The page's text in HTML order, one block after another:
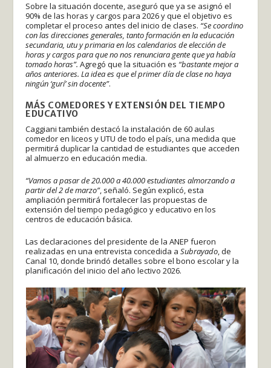
Sobre la situación docente, aseguró que ya se asignó el
90% de las horas y cargos para 2026 y que el objetivo es
completar el proceso antes del inicio de clases. “Se coordino
con las direcciones generales, tanto formación en la educación
secundaria, utu y primaria en los calendarios de elección de
horas y cargos para que no nos renunciara gente que ya había
tomado horas”.Agregó que la situación es “bastante mejor a
años anteriores. La idea es que el primer día de clase no haya
ningún ‘gurí’ sin docente”.
MÁS COMEDORES Y EXTENSIÓN DEL TIEMPO
EDUCATIVO
Caggiani también destacó la instalación de 60 aulas
comedor en liceos y UTU de todo el país, una medida que
permitirá duplicar la cantidad de estudiantes que acceden
al almuerzo en educación media.
“Vamos a pasar de 20.000 a 40.000 estudiantes almorzando a
partir del 2 de marzo”, señaló. Según explicó, esta
ampliación permitirá fortalecer las propuestas de
extensión del tiempo pedagógico y educativo en los
centros de educación básica.
Las declaraciones del presidente de la ANEP fueron
realizadas en una entrevista concedida aSubrayado , de
Canal 10, donde brindó detalles sobre el bono escolar y la
planificación del inicio del año lectivo 2026.